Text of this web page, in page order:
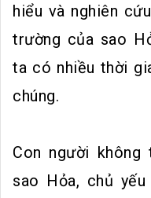
hiểu và nghiên
trường của sao
ta có nhiều thời
chúng.
Con người
sao Hỏa, chủ